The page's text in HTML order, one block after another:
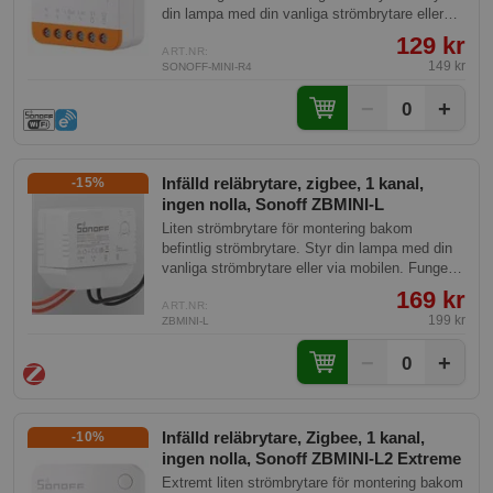
din lampa med din vanliga strömbrytare eller
ART.NR:
SONOFF-MINI-R4
129 kr
149 kr
0 +
Infälld reläbrytare, zigbee, 1 kanal,
ingen nolla, Sonoff ZBMINI-L
-15%
Liten strömbrytare för montering bakom
befintlig strömbrytare. Styr din lampa med din
vanliga strömbrytare eller via mobilen. Fungerar
strömbrytare.
ART.NR:
ZBMINI-L
169 kr
199 kr
0 +
Infälld reläbrytare, Zigbee, 1 kanal,
ingen nolla, Sonoff ZBMINI-L2 Extreme
-10%
Extremt liten strömbrytare för montering bakom